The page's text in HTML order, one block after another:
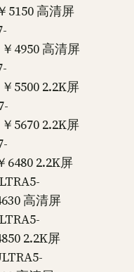
5150 高清屏
4950 高清屏
5500 2.2K屏
5670 2.2K屏
2.2K屏
高清屏
2.2K屏